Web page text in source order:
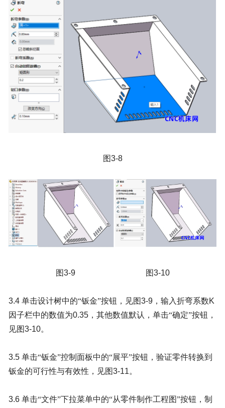
图3-8
图3-9 图3-10
3.4 单击设计树中的“钣金”按钮，见图3-9，输入折弯系数K
因子栏中的数值为0.35，其他数值默认，单击“确定”按钮，
见图3-10。
3.5 单击“钣金”控制面板中的“展平”按钮，验证零件转换到
钣金的可行性与有效性，见图3-11。
3.6 单击“文件”下拉菜单中的“从零件制作工程图”按钮，制